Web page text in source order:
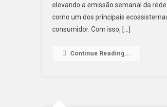
elevando a emissão semanal da
como um dos principais
consumidor. Com isso, […]
Continue Reading...